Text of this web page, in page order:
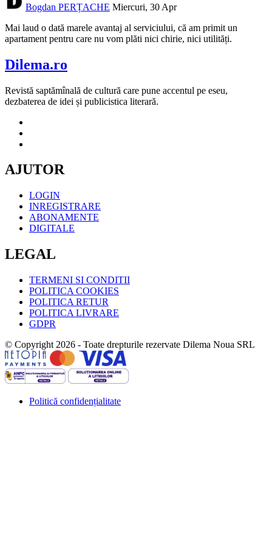
Bogdan PERȚACHE Miercuri, 30 Apr
Mai laud o dată marele avantaj al serviciului, că am primit un
apartament pentru care nu vom plăti nici chirie, nici utilități.
Dilema.ro
Revistă saptămînală de cultură care pune accentul pe eseu,
dezbaterea de idei și publicistica literară.
AJUTOR
LOGIN
INREGISTRARE
ABONAMENTE
DIGITALE
LEGAL
TERMENI SI CONDITII
POLITICA COOKIES
POLITICA RETUR
POLITICA LIVRARE
GDPR
© Copyright 2026 - Toate drepturile rezervate Dilema Noua SRL
Politică confidențialitate